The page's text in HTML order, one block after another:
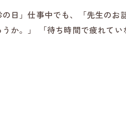
の日」仕事中でも、「先生の
か。」 「待ち時間で疲れて